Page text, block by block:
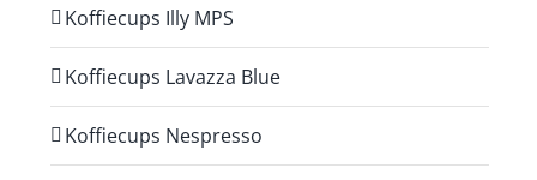
Koffiecups Illy MPS
Koffiecups Lavazza Blue
Koffiecups Nespresso